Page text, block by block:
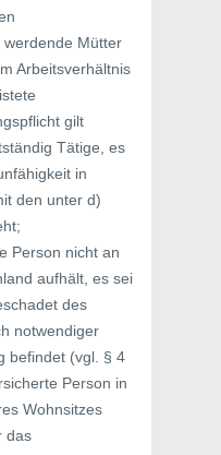
Mütter
Arbeitsverhältnis
gilt
Tätige, es
in
den unter d)
Person nicht an
aufhält, es sei
des
notwendiger
befindet (vgl. § 4
Person in
Wohnsitzes
das